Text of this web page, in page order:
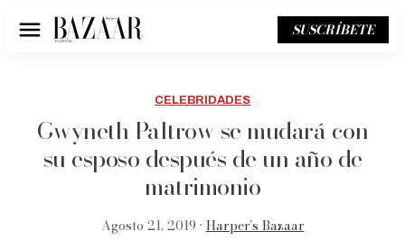
Menú SUSCRÍBETE
CELEBRIDADES
Gwyneth Paltrow se mudará con
su esposo después de un año de
matrimonio
Agosto 21, 2019 • Harper’s Bazaar